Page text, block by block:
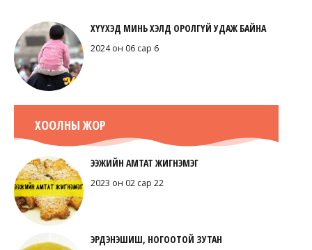
ХҮҮХЭД МИНЬ ХЭЛД ОРОЛГҮЙ УДАЖ БАЙНА
2024 он 06 сар 6
ХООЛНЫ ЖОР
ЭЭЖИЙН АМТАТ ЖИГНЭМЭГ
2023 он 02 сар 22
ЭРДЭНЭШИШ, НОГООТОЙ ЗУТАН